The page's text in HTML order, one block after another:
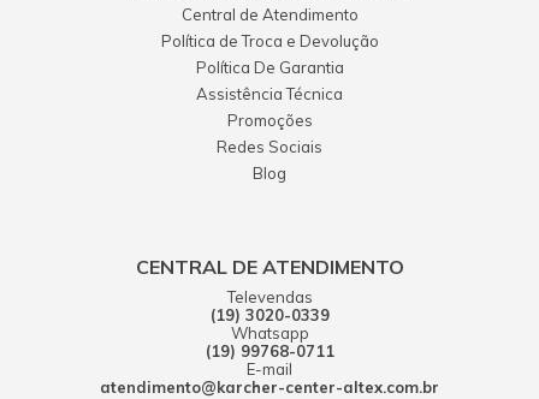
Central de Atendimento
Política de Troca e Devolução
Política De Garantia
Assistência Técnica
Promoções
Redes Sociais
Blog
CENTRAL DE ATENDIMENTO
Televendas
(19) 3020-0339
Whatsapp
(19) 99768-0711
E-mail
atendimento@karcher-center-altex.com.br